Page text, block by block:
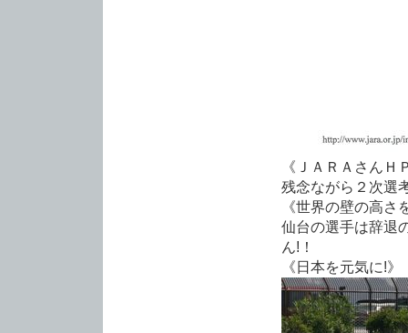
《ＪＡＲＡさんＨ
残念ながら２次選
《世界の壁の高
仙台の選手は辞退
ん!！
《日本を元気に!》